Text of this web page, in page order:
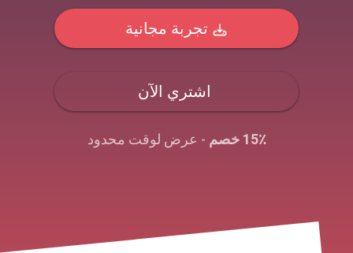
تجربة مجانية
اشتري الآن
15٪ خصم - عرض لوقت محدود